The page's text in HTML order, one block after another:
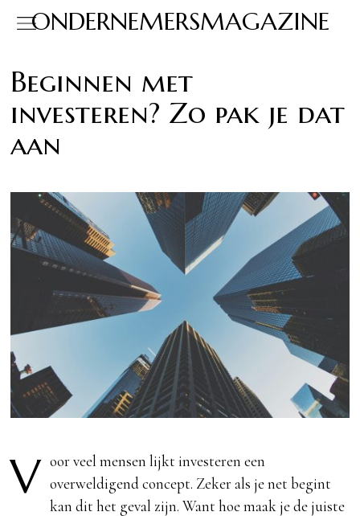
ONDERNEMERSMAGAZINE
Beginnen met
investeren? Zo pak je dat
aan
V oor veel mensen lijkt investeren een
overweldigend concept. Zeker als je net begint
kan dit het geval zijn. Want hoe maak je de juiste